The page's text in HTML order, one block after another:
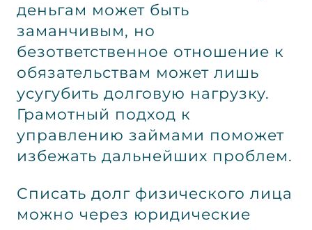
деньгам может быть
заманчивым, но
безответственное отношение к
обязательствам может лишь
усугубить долговую нагрузку.
Грамотный подход к
управлению займами поможет
избежать дальнейших проблем.
Списать долг физического лица
можно через юридические